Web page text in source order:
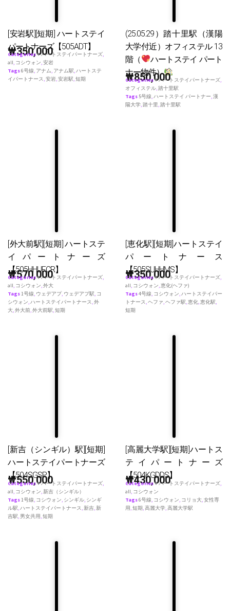
[安岩駅][短期] ハートステイ
パートナーズ【505ADT】
₩350,000
Categories♥ ハートステイパートナーズ,
all, コシウォン,安岩
Tags6号線, アナム, アナム駅,ハートステ
イパートナース,安岩,安岩駅,短期
(25.05.29）踏十里駅（漢陽
大学付近）オフィステル 13
階（
ハートステイ パート
ナー物件）
₩850,000
Categories♥ ハートステイパートナーズ,
オフィステル,踏十里駅
Tags 5号線,ハートステイ パートナー,漢
陽大学,踏十里,踏十里駅
[外大前駅][短期] ハートステ
イパートナーズ
【505HHUFCR】
₩570,000
Categories♥ ハートステイパートナーズ,
all, コシウォン,外大
Tags1号線, ウェデアプ, ウェデアプ駅, コ
シウォン,ハートステイパートナース,外
大,外大前,外大前駅,短期
[恵化駅][短期]ハートステイ
パートナース
【505SUHHMS】
₩350,000
Categories♥ ハートステイパートナーズ,
all, コシウォン,恵化(ヘファ)
Tags4号線, コシウォン,ハートステイパー
トナース,ヘファ,ヘファ駅,恵化,恵化駅,
短期
[新吉（シンギル）駅][短期]
ハートステイパートナーズ
【504SGSP】
₩550,000
Categories♥ ハートステイパートナーズ,
all, コシウォン,新吉（シンギル）
Tags1号線, コシウォン, シンギル, シンギ
ル駅,ハートステイパートナース,新吉,新
吉駅, 男女共用,短期
[高麗大学駅][短期]ハートス
テイパートナーズ
【504KGDDS】
₩430,000
Categories♥ ハートステイパートナーズ,
all, コシウォン
Tags6号線, コシウォン, コリョ大,女性専
用,短期,高麗大学,高麗大学駅